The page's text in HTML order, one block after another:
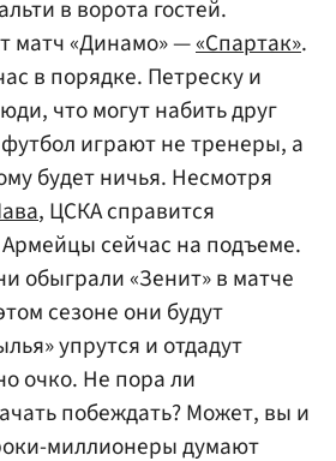
в ворота гостей.
матч «Динамо» —«Спартак».
в порядке. Петреску и
что могут набить друг
играют не тренеры, а
будет ничья. Несмотря
, ЦСКА справится
сейчас на подъеме.
обыграли «Зенит» в матче
сезоне они будут
упрутся и отдадут
очко. Не пора ли
побеждать? Может, вы и
миллионеры думают